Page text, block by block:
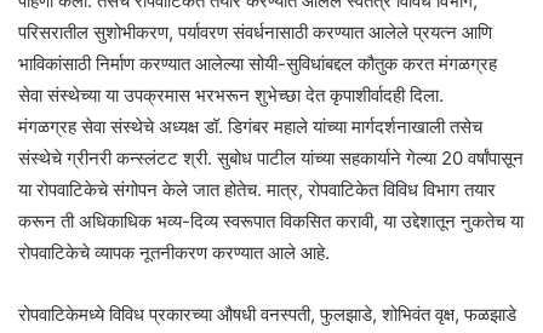
परिसरातील सुशोभीकरण, पर्यावरण संवर्धनासाठी करण्यात आलेले प्रयत्न आणि
भाविकांसाठी निर्माण करण्यात आलेल्या सोयी-सुविधांबद्दल कौतुक करत मंगळग्रह
सेवा संस्थेच्या या उपक्रमास भरभरून शुभेच्छा देत कृपाशीर्वादही दिला.
मंगळग्रह सेवा संस्थेचे अध्यक्ष डॉ. डिगंबर महाले यांच्या मार्गदर्शनाखाली तसेच
संस्थेचे ग्रीनरी कन्स्लंटट श्री. सुबोध पाटील यांच्या सहकार्याने गेल्या 20 वर्षांपासून
या रोपवाटिकेचे संगोपन केले जात होतेच. मात्र, रोपवाटिकेत विविध विभाग तयार
करून ती अधिकाधिक भव्य-दिव्य स्वरूपात विकसित करावी, या उद्देशातून नुकतेच या
रोपवाटिकेचे व्यापक नूतनीकरण करण्यात आले आहे.
रोपवाटिकेमध्ये विविध प्रकारच्या औषधी वनस्पती, फुलझाडे, शोभिवंत वृक्ष, फळझाडे